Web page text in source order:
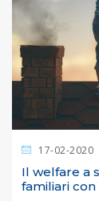
17-02-2020
Il welfare a
familiari